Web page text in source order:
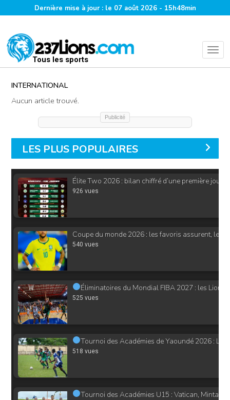
Dernière mise à jour : le 07 août 2026 - 15h48min
Tous les sports
INTERNATIONAL
Aucun article trouvé.
Publicité
LES PLUS POPULAIRES
Élite Two 2026 : bilan chiffré d’une première
926 vues
Coupe du monde 2026 : les favoris assurent, les
540 vues
Éliminatoires du Mondial FIBA 2027 : les
525 vues
Tournoi des Académies de Yaoundé 2026 : Le
518 vues
Tournoi des Académies U15 : Vatican,